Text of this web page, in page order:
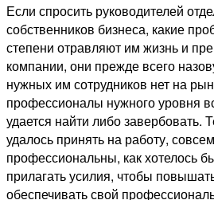
Если спросить руководителей
собственников бизнеса, какие
степени отравляют им жизнь и
компании, они прежде всего
нужных им сотрудников нет на
профессионалы нужного уровня
удается найти либо завербовать.
удалось принять на работу,
профессиональны, как хотелось
прилагать усилия, чтобы
обеспечивать свой